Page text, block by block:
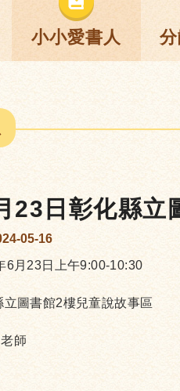
小小愛書人
23日彰化縣立
05-16
6月23日上午9:00-10:30
圖書館2樓兒童說故事區
師